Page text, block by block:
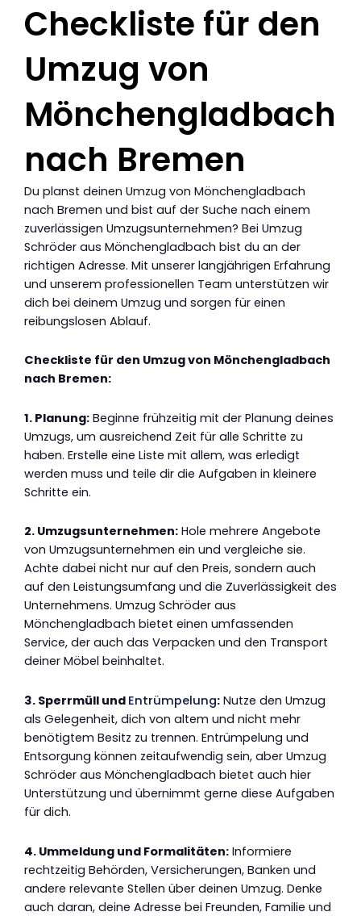
Checkliste für den
Umzug von
Mönchengladbach
nach Bremen
Du planst deinen Umzug von Mönchengladbach
nach Bremen und bist auf der Suche nach einem
zuverlässigen Umzugsunternehmen? Bei Umzug
Schröder aus Mönchengladbach bist du an der
richtigen Adresse. Mit unserer langjährigen Erfahrung
und unserem professionellen Team unterstützen wir
dich bei deinem Umzug und sorgen für einen
reibungslosen Ablauf.
Checkliste für den Umzug von Mönchengladbach
nach Bremen:
1. Planung: Beginne frühzeitig mit der Planung deines
Umzugs, um ausreichend Zeit für alle Schritte zu
haben. Erstelle eine Liste mit allem, was erledigt
werden muss und teile dir die Aufgaben in kleinere
Schritte ein.
2. Umzugsunternehmen: Hole mehrere Angebote
von Umzugsunternehmen ein und vergleiche sie.
Achte dabei nicht nur auf den Preis, sondern auch
auf den Leistungsumfang und die Zuverlässigkeit des
Unternehmens. Umzug Schröder aus
Mönchengladbach bietet einen umfassenden
Service, der auch das Verpacken und den Transport
deiner Möbel beinhaltet.
3. Sperrmüll und Entrümpelung: Nutze den Umzug
als Gelegenheit, dich von altem und nicht mehr
benötigtem Besitz zu trennen. Entrümpelung und
Entsorgung können zeitaufwendig sein, aber Umzug
Schröder aus Mönchengladbach bietet auch hier
Unterstützung und übernimmt gerne diese Aufgaben
für dich.
4. Ummeldung und Formalitäten: Informiere
rechtzeitig Behörden, Versicherungen, Banken und
andere relevante Stellen über deinen Umzug. Denke
auch daran, deine Adresse bei Freunden, Familie und